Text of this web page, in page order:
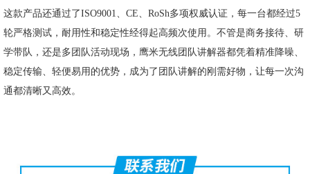
这款产品还通过了ISO9001、CE、RoSh多项权威认证，每一台都经过5
轮严格测试，耐用性和稳定性经得起高频次使用。不管是商务接待、研
学带队，还是多团队活动现场，鹰米无线团队讲解器都凭着精准降噪、
稳定传输、轻便易用的优势，成为了团队讲解的刚需好物，让每一次沟
通都清晰又高效。